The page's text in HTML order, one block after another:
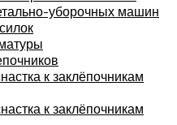
уборочных машин
к заклёпочникам
к заклёпочникам